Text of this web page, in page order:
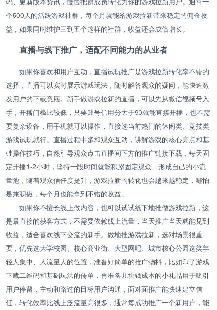
个500人的活跃游戏社群，每个月就能给游戏拉新带来稳定的佣金收
益，如果同时维护三到五个这样的社群，收益还会成倍增长。
直播与线下推广，适配不同能力的从业者
如果你喜欢和用户互动，直播试玩推广是游戏拉新转化率不错的
选择，直播可以实时展示游戏玩法，随时解答观众的疑问，能快速激
发用户的下载意愿。新手做游戏拉新的直播，可以先从微信视频号入
手，开播门槛比较低，只要账号信用分大于90就能直接开播，也不需
要复杂设备，用手机就可以操作，直接选当前热门的休闲类、竞技类
游戏试玩就行。直播过程中多和观众互动，讲解游戏的核心亮点和基
础操作技巧，自然引导观众点击直播间下方的推广链接下载，每天固
定开播1-2小时，坚持一段时间就能积累固定观众，形成自己的小流
量池，随着观众信任度提升，游戏拉新的转化也会越来越稳定，哪怕
是兼职做，每个月也能拿到不错的收益。
如果你不擅长线上做内容，也可以试试线下地推做游戏拉新，这
是最直接的获客方式，不需要依赖线上流量，当天推广当天就能见到
收益，适合喜欢线下交流的新手。做地推游戏拉新，选对场景很重
要，优先选大学校园、核心商业街、大型网吧、城市核心公园这类年
轻人集中、人流量大的位置，准备好简单的推广物料，比如印了游戏
下载二维码和基础玩法的传单，再准备几块钱成本的小礼品用于吸引
用户停留，主动和路过的目标用户沟通，面对面推广能快速建立信
任，转化效率比线上泛流量高很多，通常每成功推广一个新用户，能